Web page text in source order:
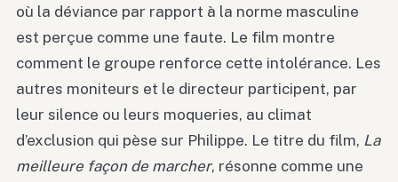
où la déviance par rapport à la norme masculine
est perçue comme une faute. Le film montre
comment le groupe renforce cette intolérance. Les
autres moniteurs et le directeur participent, par
leur silence ou leurs moqueries, au climat
d’exclusion qui pèse sur Philippe. Le titre du film, La
meilleure façon de marcher, résonne comme une